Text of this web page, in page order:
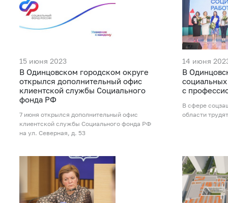
15 июня 2023
В Одинцовском городском округе
открылся дополнительный офис
клиентской службы Социального
фонда РФ
7 июня открылся дополнительный офис
клиентской службы Социального фонда РФ
на ул. Северная, д. 53
14 июня
В
с
В сфере
области